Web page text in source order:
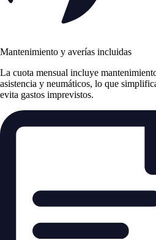
Mantenimiento y averías incluidas
La cuota mensual incluye
asistencia y neumáticos, lo que
evita gastos imprevistos.